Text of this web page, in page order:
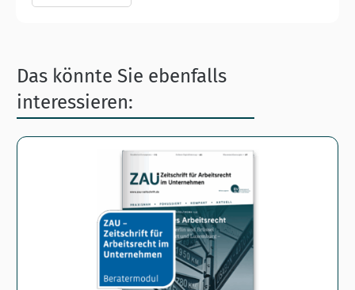
Das könnte Sie ebenfalls
interessieren: